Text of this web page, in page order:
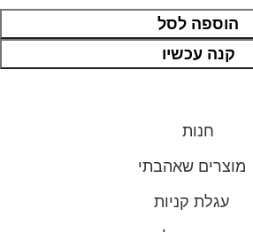
הוספה לסל
קנה עכשיו
חנות
מוצרים שאהבתי
עגלת קניות